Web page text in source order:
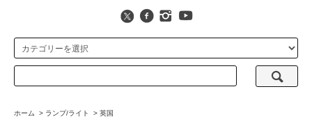
ホーム > ランプ/ライト > 英国